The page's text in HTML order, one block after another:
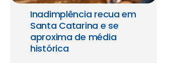
Inadimplência recua em
Santa Catarina e se
aproxima de média
histórica